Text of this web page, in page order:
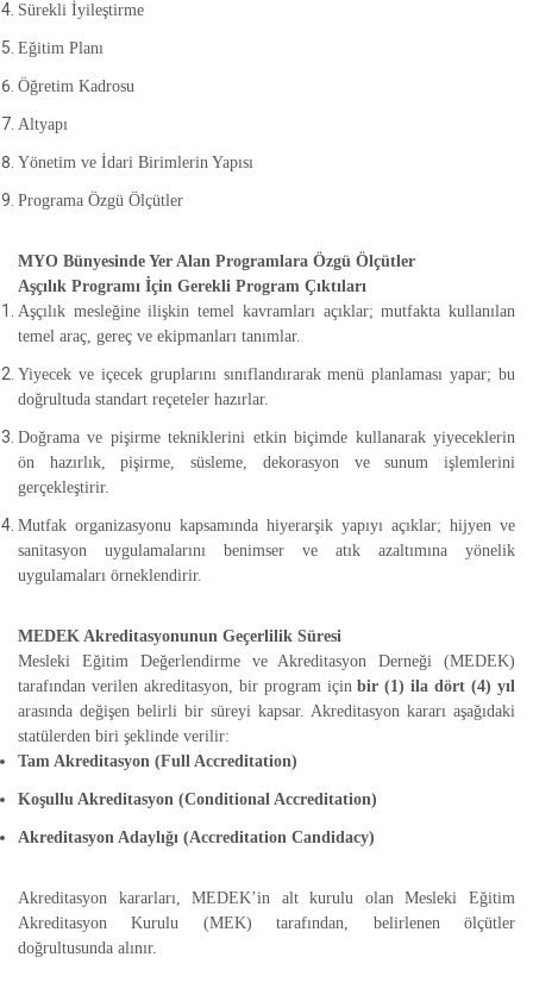
Sürekli İyileştirme
Eğitim Planı
Öğretim Kadrosu
Altyapı
Yönetim ve İdari Birimlerin Yapısı
Programa Özgü Ölçütler
MYO Bünyesinde Yer Alan Programlara Özgü Ölçütler
Aşçılık Programı İçin Gerekli Program Çıktıları
Aşçılık mesleğine ilişkin temel kavramları açıklar; mutfakta kullanılan
temel araç, gereç ve ekipmanları tanımlar.
Yiyecek ve içecek gruplarını sınıflandırarak menü planlaması yapar; bu
doğrultuda standart reçeteler hazırlar.
Doğrama ve pişirme tekniklerini etkin biçimde kullanarak yiyeceklerin
ön hazırlık, pişirme, süsleme, dekorasyon ve sunum işlemlerini
gerçekleştirir.
Mutfak organizasyonu kapsamında hiyerarşik yapıyı açıklar; hijyen ve
sanitasyon uygulamalarını benimser ve atık azaltımına yönelik
uygulamaları örneklendirir.
MEDEK Akreditasyonunun Geçerlilik Süresi
Mesleki Eğitim Değerlendirme ve Akreditasyon Derneği (MEDEK)
tarafından verilen akreditasyon, bir program içinbir (1) ila dört (4) yıl
arasında değişen belirli bir süreyi kapsar. Akreditasyon kararı aşağıdaki
statülerden biri şeklinde verilir:
Tam Akreditasyon (Full Accreditation)
Koşullu Akreditasyon (Conditional Accreditation)
Akreditasyon Adaylığı (Accreditation Candidacy)
Akreditasyon kararları, MEDEK’in alt kurulu olan Mesleki Eğitim
Akreditasyon Kurulu (MEK) tarafından, belirlenen ölçütler
doğrultusunda alınır.